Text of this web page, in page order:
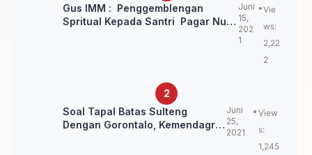
Gus IMM : Penggemblengan
Spritual Kepada Santri Pagar Nusa
Juni
15,
202
1
Vie
ws:
2,22
2
Soal Tapal Batas Sulteng
Dengan Gorontalo, Kemendagri:
Juni
25,
2021
View
s:
1,245